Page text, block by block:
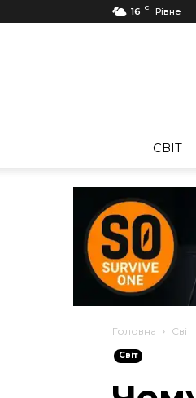
16 C Рівне
CВІТ
Головна Cвіт
Cвіт